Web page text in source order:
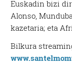
Euskadin bizi
Alonso,
kazetaria; eta
Bilkura